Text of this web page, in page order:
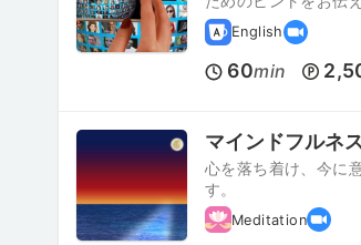
English
60min
マインドフルネ
心を落ち着け、今に
す。
Meditation